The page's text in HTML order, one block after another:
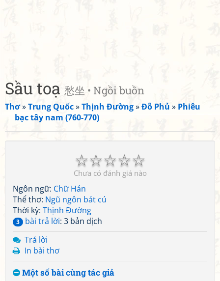
Sầu toạ 愁坐 • Ngồi buồn
Thơ»Trung Quốc»Thịnh Đường»Đỗ Phủ » Phiêu
bạc tây nam (760-770)
☆
☆
☆
☆
☆
Chưa có đánh giá nào
Ngôn ngữ: Chữ Hán
Thể thơ: Ngũ ngôn bát cú
Thời kỳ: Thịnh Đường
3 bài trả lời: 3 bản dịch
Trả lời
In bài thơ
Một số bài cùng tác giả